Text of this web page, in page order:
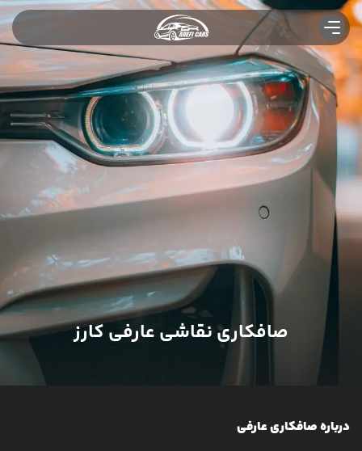
صافکاری نقاشی عارفی کارز
صافکاری ماشین ایرانی
صافکاری ماشین خارجی
خدمات
پولیش واکس ماشین
صافکاری درب خودرو
لیسه گیری خودرو
شاسی کشی
صافکاری سپر ماشین
صافکاری نقاشی عارفی کارز
درباره صافکاری عارفی